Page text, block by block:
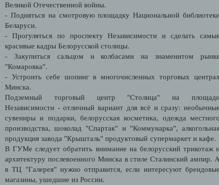
Великой Отечественной войны.
- Подняться на смотровую площадку Национальной
Беларуси.
- Прогуляться по проспекту Независимости и сделать
красивые кадры Белорусской столицы.
- Закупиться сальцом и колбасами на знаменитом
"Комаровка".
- Устроить себе шопинг в многочисленных торговых
Минска.
Подземный торговый центр "Столица" на
Независимости - отличный вариант для всё и сразу:
сувениры и подарки, белорусская косметика, одежда
производства, шоколад "Спартак" и "Коммунарка",
продукция завода "Крышталь" продуктовый супермаркет и
В ГУМе следует обратить внимание на белорусский трикотаж
архитектуру послевоенного Минска в стиле Сталинский ампир.
в ТЦ "Галерея" нужно отправится, если интересуют
магазины, ушедшие из России.